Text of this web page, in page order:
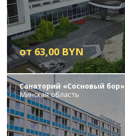
от 63,00 BYN
Санаторий «Сосновый бор»
Минская область